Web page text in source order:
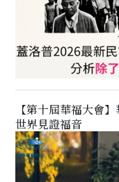
【第十屆華福大會
世界見證福音